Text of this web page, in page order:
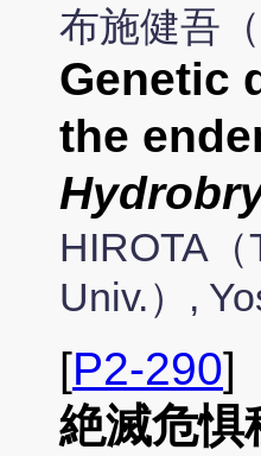
布施健吾
Genetic
the
HIROTA
Univ.）,
[P2-290]
絶滅危惧